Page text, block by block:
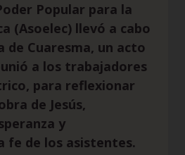
Popular para la
(Asoelec) llevó a cabo
de Cuaresma, un acto
a los trabajadores
para reflexionar
de Jesús,
y
fe de los asistentes.